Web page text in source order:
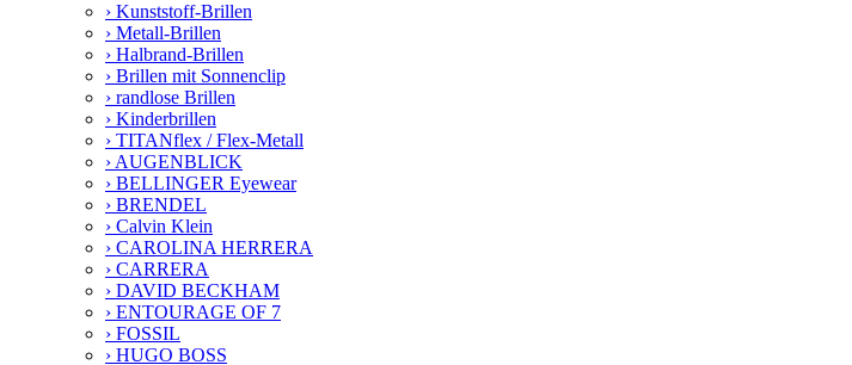
› Kunststoff-Brillen
› Metall-Brillen
› Halbrand-Brillen
› Brillen mit Sonnenclip
› randlose Brillen
› Kinderbrillen
› TITANflex / Flex-Metall
› AUGENBLICK
› BELLINGER Eyewear
› BRENDEL
› Calvin Klein
› CAROLINA HERRERA
› CARRERA
› DAVID BECKHAM
› ENTOURAGE OF 7
› FOSSIL
› HUGO BOSS